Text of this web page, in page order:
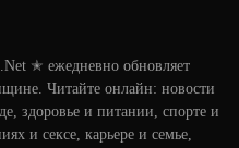
✭ ежедневно обновляет
Читайте онлайн: новости
здоровье и питании, спорте и
и сексе, карьере и семье,